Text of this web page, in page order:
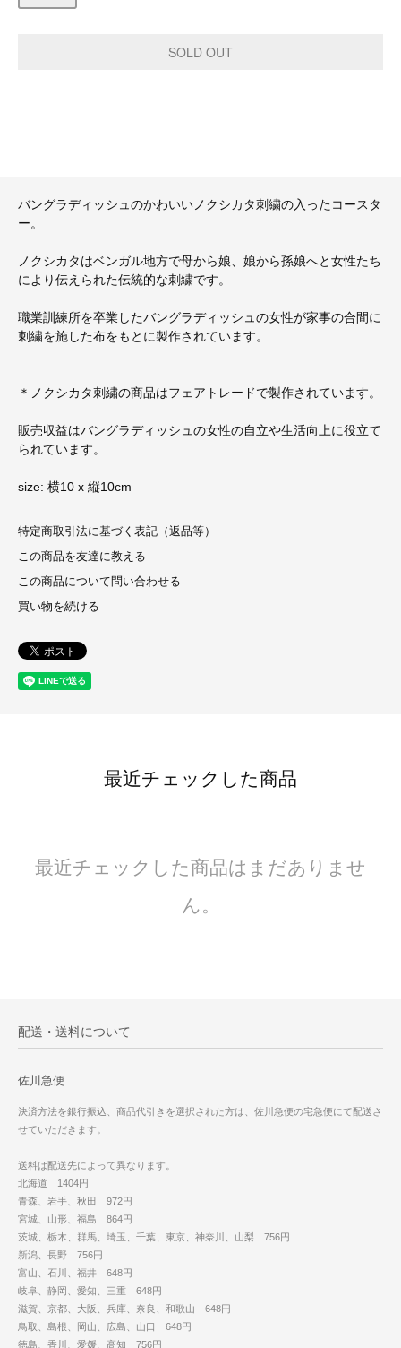
バングラディッシュのかわいいノクシカタ刺繍の入ったコースタ
ー。
ノクシカタはベンガル地方で母から娘、娘から孫娘へと女性たち
により伝えられた伝統的な刺繍です。
職業訓練所を卒業したバングラディッシュの女性が家事の合間に
刺繍を施した布をもとに製作されています。
＊ノクシカタ刺繍の商品はフェアトレードで製作されています。
販売収益はバングラディッシュの女性の自立や生活向上に役立て
られています。
size: 横10 x 縦10cm
特定商取引法に基づく表記（返品等）
この商品を友達に教える
この商品について問い合わせる
買い物を続ける
最近チェックした商品
最近チェックした商品はまだありませ
ん。
配送・送料について
佐川急便
決済方法を銀行振込、商品代引きを選択された方は、佐川急便の宅急便にて配送さ
せていただきます。
送料は配送先によって異なります。
北海道 1404円
青森、岩手、秋田 972円
宮城、山形、福島 864円
茨城、栃木、群馬、埼玉、千葉、東京、神奈川、山梨 756円
新潟、長野 756円
富山、石川、福井 648円
岐阜、静岡、愛知、三重 648円
滋賀、京都、大阪、兵庫、奈良、和歌山 648円
鳥取、島根、岡山、広島、山口 648円
徳島、香川、愛媛、高知 756円